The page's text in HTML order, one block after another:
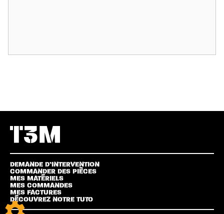
DEMANDE D’INTERVENTION
COMMANDER DES PIÈCES
MES MATÉRIELS
MES COMMANDES
MES FACTURES
DÉCOUVREZ NOTRE TUTO